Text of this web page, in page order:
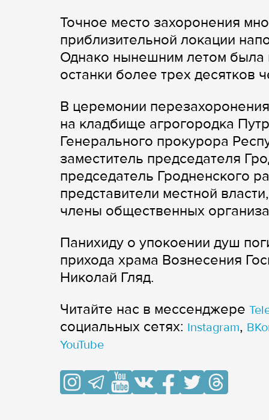
Точное место захоронения
приблизительной локации
Однако нынешним летом была
останки более трех десятков
В церемонии
на кладбище агрогородка
Генерального прокурора
заместитель председателя
председатель Гродненского
представители местной
члены общественных
Панихиду о упокоении душ
прихода храма Вознесения
Николай Гляд.
Читайте нас в мессенджере
cоциальных сетях: Instagram,
YouTube